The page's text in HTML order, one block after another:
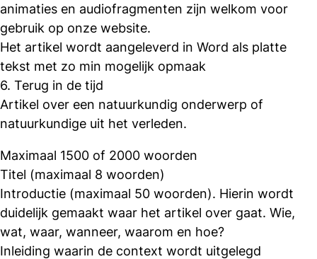
animaties en audiofragmenten zijn welkom voor
gebruik op onze website.
Het artikel wordt aangeleverd in Word als platte
tekst met zo min mogelijk opmaak
6. Terug in de tijd
Artikel over een natuurkundig onderwerp of
natuurkundige uit het verleden.
Maximaal 1500 of 2000 woorden
Titel (maximaal 8 woorden)
Introductie (maximaal 50 woorden). Hierin wordt
duidelijk gemaakt waar het artikel over gaat. Wie,
wat, waar, wanneer, waarom en hoe?
Inleiding waarin de context wordt uitgelegd